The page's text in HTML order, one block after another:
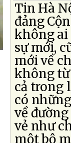
Tin Hà
đảng
không ai
sự mới,
mới về
không từ
cả trong
có
về
vẻ như
một bộ